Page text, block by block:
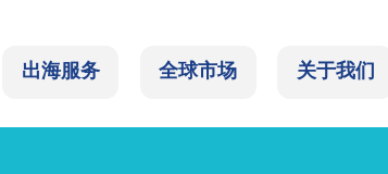
出海服务 全球市场 关于我们